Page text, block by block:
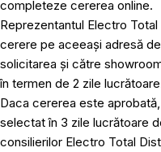
completeze cererea online.
Reprezentantul Electro
cerere pe aceeași adresă
solicitarea și către
în termen de 2 zile
Daca cererea este
selectat în 3 zile lucrătoare
consilierilor Electro Total